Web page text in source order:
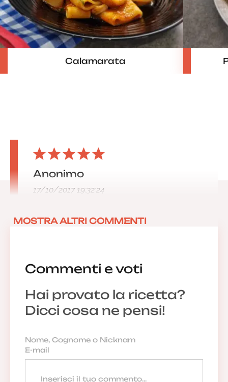
Calamarata
Commenti e voti
Hai provato la ricetta?
Dicci cosa ne pensi!
Anonimo
17/10/2017 19:32:24
MOSTRA ALTRI COMMENTI